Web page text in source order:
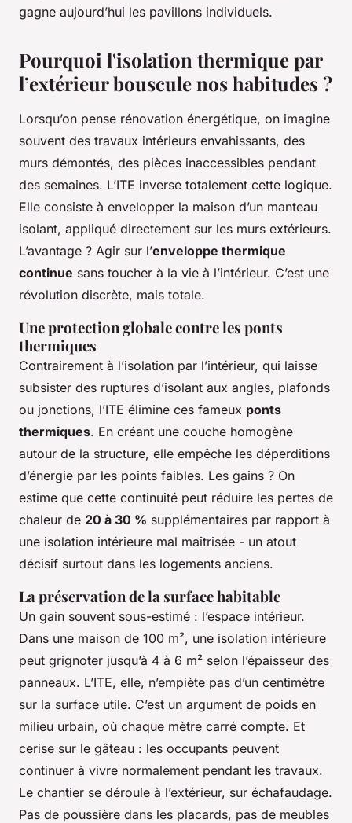
gagne aujourd’hui les pavillons individuels.
Pourquoi l'isolation thermique par
l’extérieur bouscule nos habitudes ?
Lorsqu’on pense rénovation énergétique, on imagine
souvent des travaux intérieurs envahissants, des
murs démontés, des pièces inaccessibles pendant
des semaines. L’ITE inverse totalement cette logique.
Elle consiste à envelopper la maison d’un manteau
isolant, appliqué directement sur les murs extérieurs.
L’avantage ? Agir sur l’enveloppe thermique
continue sans toucher à la vie à l’intérieur. C’est une
révolution discrète, mais totale.
Une protection globale contre les ponts
thermiques
Contrairement à l’isolation par l’intérieur, qui laisse
subsister des ruptures d’isolant aux angles, plafonds
ou jonctions, l’ITE élimine ces fameux ponts
thermiques. En créant une couche homogène
autour de la structure, elle empêche les déperditions
d’énergie par les points faibles. Les gains ? On
estime que cette continuité peut réduire les pertes de
chaleur de 20 à 30 % supplémentaires par rapport à
une isolation intérieure mal maîtrisée - un atout
décisif surtout dans les logements anciens.
La préservation de la surface habitable
Un gain souvent sous-estimé : l’espace intérieur.
Dans une maison de 100 m², une isolation intérieure
peut grignoter jusqu’à 4 à 6 m² selon l’épaisseur des
panneaux. L’ITE, elle, n’empiète pas d’un centimètre
sur la surface utile. C’est un argument de poids en
milieu urbain, où chaque mètre carré compte. Et
cerise sur le gâteau : les occupants peuvent
continuer à vivre normalement pendant les travaux.
Le chantier se déroule à l’extérieur, sur échafaudage.
Pas de poussière dans les placards, pas de meubles